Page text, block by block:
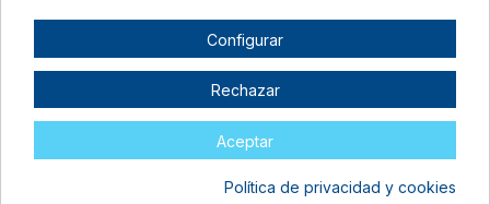
Completa las unidades por color, el botón para mandar tu pedido al
carrito lo encontrarás al final de la tabla.
Filtrar lista de variantes por:
Configurar
Rechazar
Aceptar
Política de privacidad y cookies